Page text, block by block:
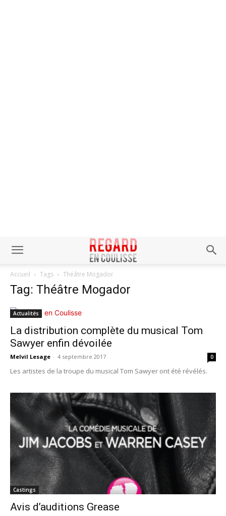
Accueil Tags Théâtre Mogador
Tag: Théâtre Mogador
Actualités
La distribution complète du musical Tom
Sawyer enfin dévoilée
Melvil Lesage - 4 septembre 2017 0
Les artistes de la troupe du musical Tom Sawyer ont été révélés.
Castings
Avis d’auditions Grease